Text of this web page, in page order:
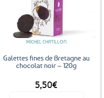
MICHEL CHATILLON
Galettes fines de Bretagne au
chocolat noir – 120g
5,50€